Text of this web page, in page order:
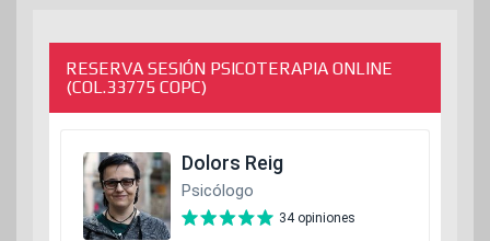
RESERVA SESIÓN PSICOTERAPIA ONLINE
(COL.33775 COPC)